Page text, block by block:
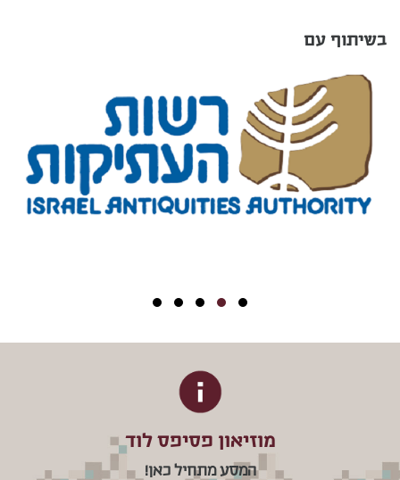
בשיתוף עם
מוזיאון פסיפס לוד
המסע מתחיל כאן!